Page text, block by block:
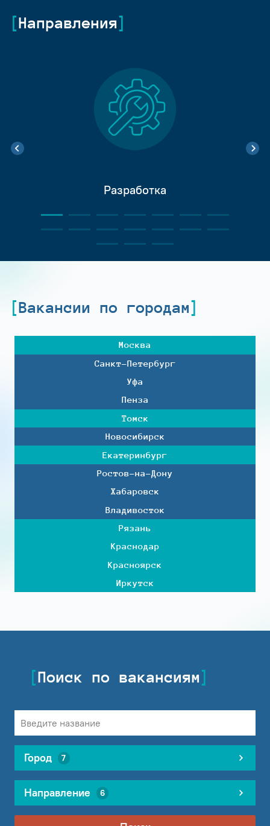
Направления
Разработка
Вакансии по городам
Москва
Санкт-Петербург
Уфа
Пенза
Томск
Новосибирск
Екатеринбург
Ростов-на-Дону
Хабаровск
Владивосток
Рязань
Краснодар
Красноярск
Иркутск
Поиск по вакансиям
Город 7
Направление 6